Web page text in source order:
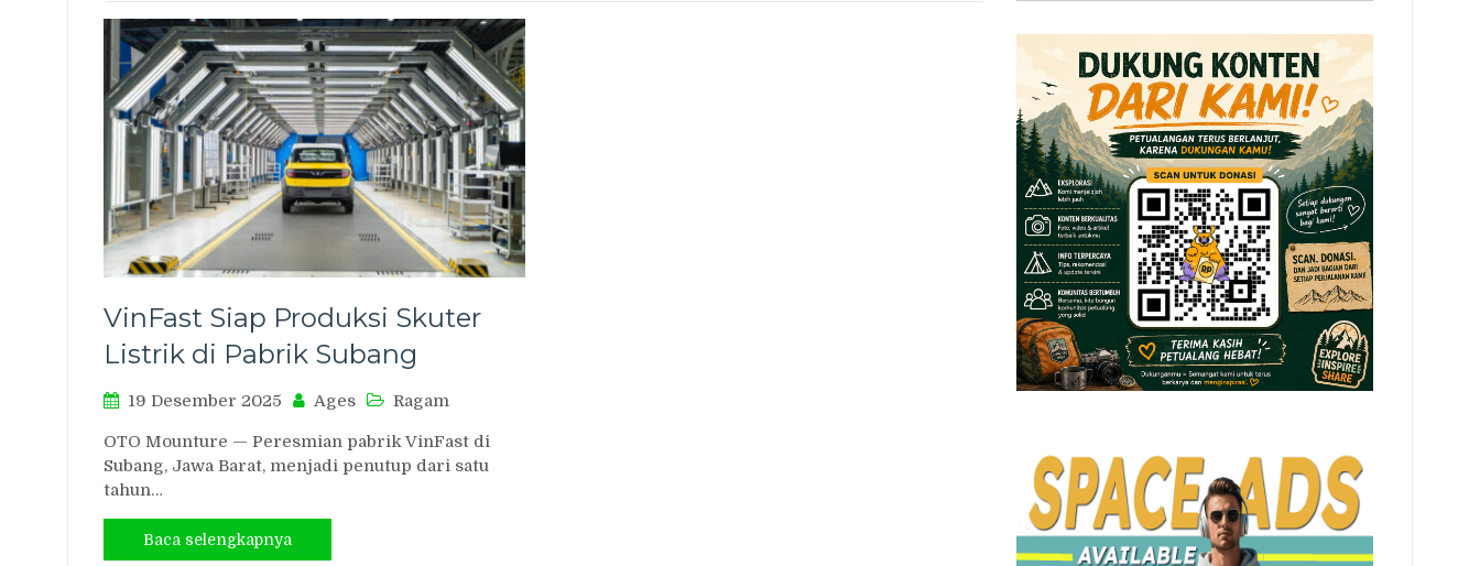
VinFast Siap Produksi Skuter
Listrik di Pabrik Subang
19 Desember 2025 Ages Ragam
OTO Mounture — Peresmian pabrik VinFast di
Subang, Jawa Barat, menjadi penutup dari satu
tahun…
Baca selengkapnya